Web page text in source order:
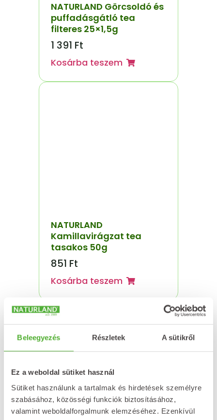
Beleegyezés Részletek A sütikről
Ez a weboldal sütiket használ
Sütiket használunk a tartalmak és hirdetések személyre
szabásához, közösségi funkciók biztosításához,
valamint weboldalforgalmunk elemzéséhez. Ezenkívül
NATURLAND Görcsoldó és
puffadásgátló tea
filteres 25×1,5g
1 391 Ft
Kosárba teszem
NATURLAND
Kamillavirágzat tea
tasakos 50g
851 Ft
Kosárba teszem